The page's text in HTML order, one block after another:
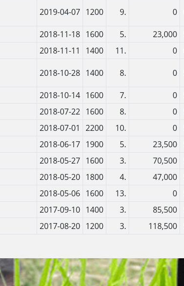
2019-04-07 1200 9. 0
2018-11-18 1600 5. 23,000
2018-11-11 1400 11. 0
2018-10-28 1400 8. 0
2018-10-14 1600 7. 0
2018-07-22 1600 8. 0
2018-07-01 2200 10. 0
2018-06-17 1900 5. 23,500
2018-05-27 1600 3. 70,500
2018-05-20 1800 4. 47,000
2018-05-06 1600 13. 0
2017-09-10 1400 3. 85,500
2017-08-20 1200 3. 118,500